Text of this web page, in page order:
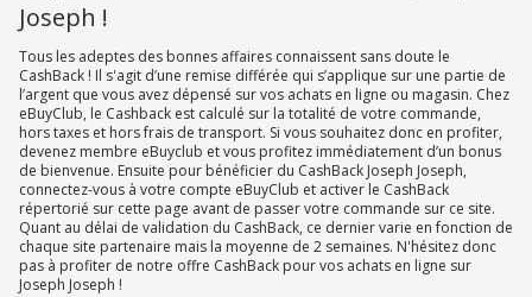
Joseph !
Tous les adeptes des bonnes affaires connaissent sans doute le
CashBack ! Il s'agit d’une remise différée qui s’applique sur une partie de
l’argent que vous avez dépensé sur vos achats en ligne ou magasin. Chez
eBuyClub, le Cashback est calculé sur la totalité de votre commande,
hors taxes et hors frais de transport. Si vous souhaitez donc en profiter,
devenez membre eBuyclub et vous profitez immédiatement d’un bonus
de bienvenue. Ensuite pour bénéficier du CashBack Joseph Joseph,
connectez-vous à votre compte eBuyClub et activer le CashBack
répertorié sur cette page avant de passer votre commande sur ce site.
Quant au délai de validation du CashBack, ce dernier varie en fonction de
chaque site partenaire mais la moyenne de 2 semaines. N'hésitez donc
pas à profiter de notre offre CashBack pour vos achats en ligne sur
Joseph Joseph !